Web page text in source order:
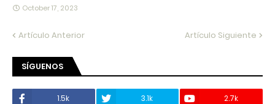
October 17, 2023
Artículo Anterior Artículo Siguiente
SÍGUENOS
1.5k 3.1k
2.7k